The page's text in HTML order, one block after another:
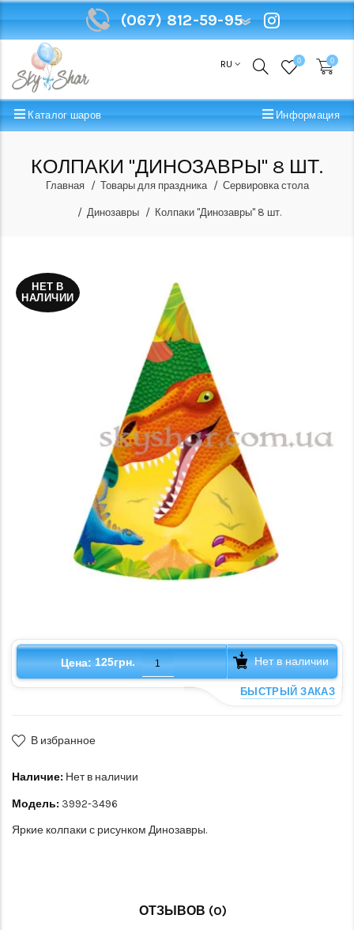
(067) 812-59-95
RU 0 0
Каталог шаров Информация
КОЛПАКИ "ДИНОЗАВРЫ" 8 ШТ.
Главная Товары для праздника Сервировка стола
Динозавры Колпаки "Динозавры" 8 шт.
НЕТ В
НАЛИЧИИ
Цена: 125грн. Нет в наличии
БЫСТРЫЙ ЗАКАЗ
В избранное
Наличие: Нет в наличии
Модель: 3992-3496
Яркие колпаки с рисунком Динозавры.
ОТЗЫВОВ (0)